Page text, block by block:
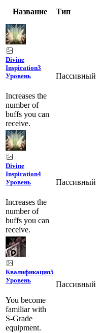
Название Тип
Divine
Inspiration3
Уровень
Increases the
number of
buffs you can
receive.
Пассивный
Divine
Inspiration4
Уровень
Increases the
number of
buffs you can
receive.
Пассивный
Квалификация5
Уровень
You become
familiar with
S-Grade
equipment.
Пассивный